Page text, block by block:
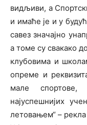
видљиви, а
и имаће је и у
савез значајно
а томе су свакако
клубовима и
опреме и
мале
најуспешнијих
летовањем“ –